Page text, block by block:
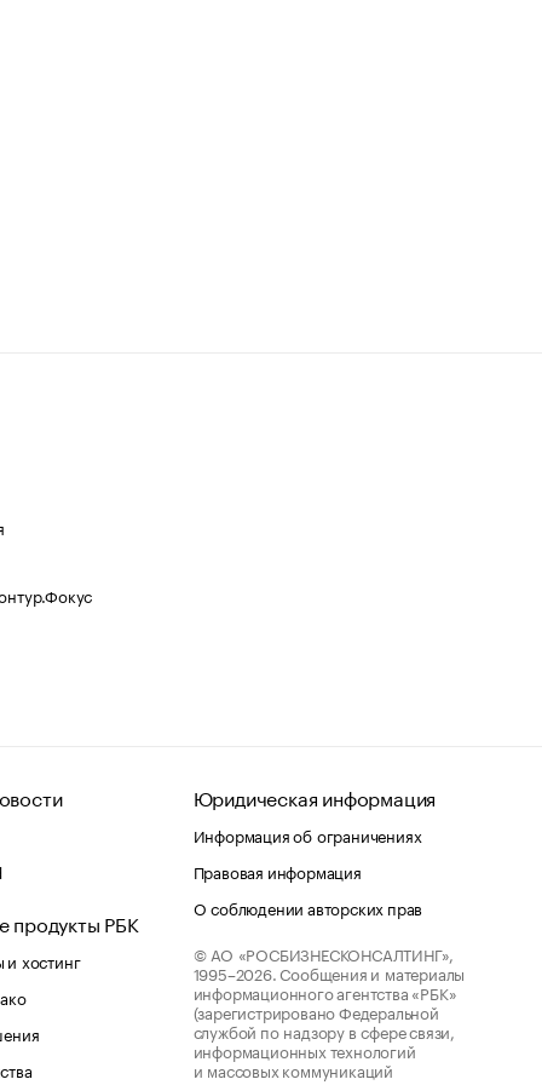
продукты РБК
хостинг
Юридическая информация
Информация об ограничениях
Правовая информация
О соблюдении авторских прав
© АО «РОСБИЗНЕСКОНСАЛТИНГ»,
1995–2026. Сообщения и материалы
информационного агентства «РБК»
(зарегистрировано Федеральной
службой по надзору в сфере связи,
информационных технологий
и массовых коммуникаций